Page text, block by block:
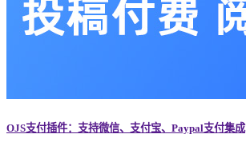
OJS支付插件：支持微信、支付宝、Paypal支付集成